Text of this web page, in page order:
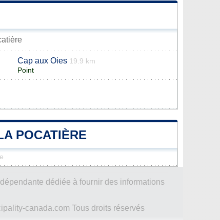
Cap aux Oies 19.9 km
Point
POCATIÈRE
dédiée à fournir des informations
canada.com Tous droits réservés